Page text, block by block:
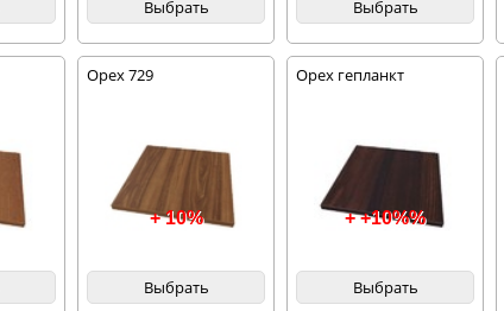
Выбрать Выбрать
Орех 729
+ 10%
Выбрать
Орех гепланкт
+ +10%%
Выбрать